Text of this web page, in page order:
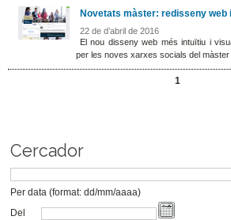
Novetats màster: redisseny web
22 de d’abril de 2016
El nou disseny web més intuïtiu i
per les noves xarxes socials del màster
1
Cercador
Per data (format: dd/mm/aaaa)
Del